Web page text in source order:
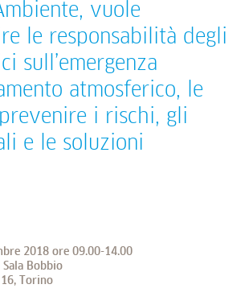
vuole
le responsabilità degli
sull’emergenza
atmosferico, le
i rischi, gli
e le soluzioni
2018 ore 09.00-14.00
Sala Bobbio
16, Torino